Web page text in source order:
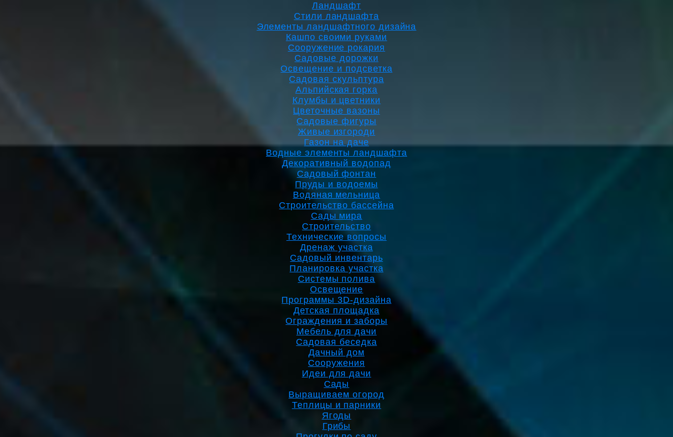
Ландшафт
Стили ландшафта
Элементы ландшафтного дизайна
Кашпо своими руками
Сооружение рокария
Садовые дорожки
Освещение и подсветка
Садовая скульптура
Альпийская горка
Клумбы и цветники
Цветочные вазоны
Садовые фигуры
Живые изгороди
Газон на даче
Водные элементы ландшафта
Декоративный водопад
Садовый фонтан
Пруды и водоемы
Водяная мельница
Строительство бассейна
Сады мира
Строительство
Технические вопросы
Дренаж участка
Садовый инвентарь
Планировка участка
Системы полива
Освещение
Программы 3D-дизайна
Детская площадка
Ограждения и заборы
Мебель для дачи
Садовая беседка
Дачный дом
Сооружения
Идеи для дачи
Сады
Выращиваем огород
Теплицы и парники
Ягоды
Грибы